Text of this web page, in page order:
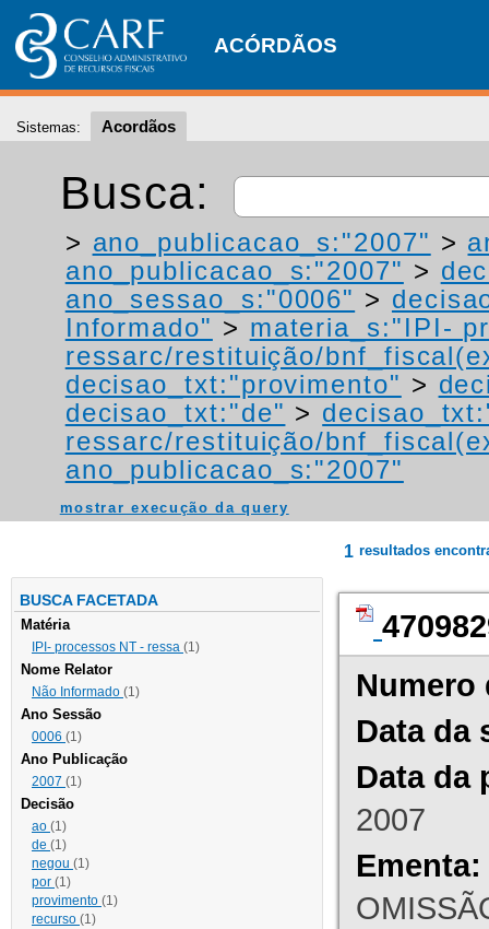
ACÓRDÃOS
Sistemas: Acordãos
Busca:
> ano_publicacao_s:"2007" >
ano_publicacao_s:"2007" >
ano_sessao_s:"0006" >
Informado" > materia_s:"IPI-
ressarc/restituição/
decisao_txt:"provimento" >
decisao_txt:"de" >
ressarc/restituição/
ano_publicacao_s:"2007"
mostrar execução da query
BUSCA FACETADA
Matéria
IPI- processos NT - ressa (1)
Nome Relator
Não Informado (1)
Ano Sessão
0006 (1)
Ano Publicação
2007 (1)
Decisão
ao (1)
de (1)
negou (1)
por (1)
provimento (1)
recurso (1)
1 resultados
Numero
Data da
Data da
2007
Ementa: